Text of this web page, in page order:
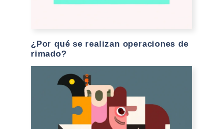
¿Por qué se realizan operaciones de
rimado?